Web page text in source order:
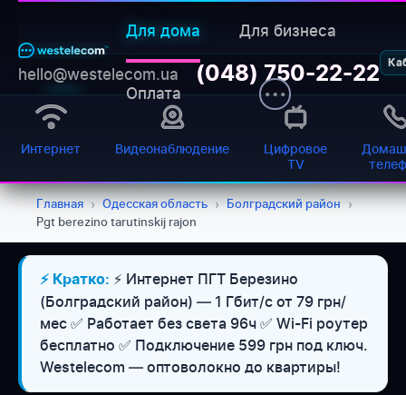
Для дома Для бизнеса
Оплата
hello@westelecom.ua (048) 750-22-22
Интернет Видеонаблюдение
Цифровое
TV
Главная › Одесская область › Болградский район ›
Pgt berezino tarutinskij rajon
⚡ Кратко: ⚡ Интернет ПГТ Березино
(Болградский район) — 1 Гбит/с от 79 грн/
мес ✅ Работает без света 96ч ✅ Wi-Fi роутер
бесплатно ✅ Подключение 599 грн под ключ.
Westelecom — оптоволокно до квартиры!